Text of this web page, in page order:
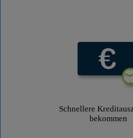
Schnellere
bekommen